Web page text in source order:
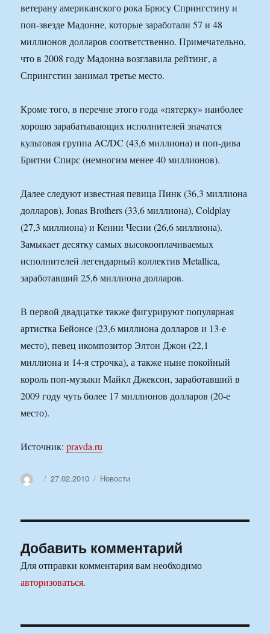
ветерану американского рока Брюсу Спрингстину и
поп-звезде Мадонне, которые заработали 57 и 48
миллионов долларов соответственно. Примечательно,
что в 2008 году Мадонна возглавила рейтинг, а
Спрингстин занимал третье место.
Кроме того, в перечне этого года «пятерку» наиболее
хорошо зарабатывающих исполнителей значатся
культовая группа AC/DC (43,6 миллиона) и поп-дива
Бритни Спирс (немногим менее 40 миллионов).
Далее следуют известная певица Пинк (36,3 миллиона
долларов), Jonas Brothers (33,6 миллиона), Coldplay
(27,3 миллиона) и Кенни Чесни (26,6 миллиона).
Замыкает десятку самых высокооплачиваемых
исполнителей легендарный коллектив Metallica,
заработавший 25,6 миллиона долларов.
В первой двадцатке также фигурируют популярная
артистка Бейонсе (23,6 миллиона долларов и 13-е
место), певец икомпозитор Элтон Джон (22,1
миллиона и 14-я строчка), а также ныне покойный
король поп-музыки Майкл Джексон, заработавший в
2009 году чуть более 17 миллионов долларов (20-е
место).
Источник:pravda.ru
АвторОпубликовано
27.02.2010 Рубрики
Новости
Добавить комментарий
Для отправки комментария вам необходимо
авторизоваться.